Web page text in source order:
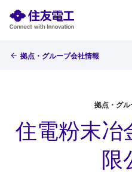
拠点・グループ会社情報
拠点・グ
住電粉末冶
限